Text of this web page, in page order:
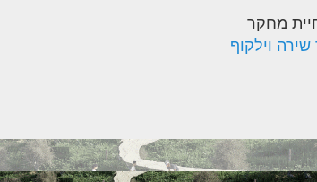
מחקר
שירה וילקוף